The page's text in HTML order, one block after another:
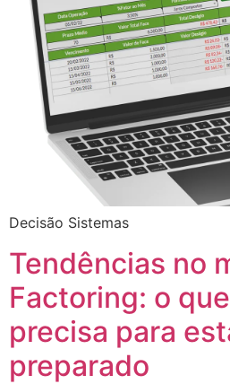
Decisão Sistemas
Tendências no
Factoring: o
precisa para
preparado